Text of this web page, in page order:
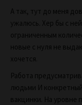
А так, тут до меня
ужалюсь. Хер бы с
ограниченным
новые с нуля не
хочется.
Работа
людьми И
вакцинки. На уровне